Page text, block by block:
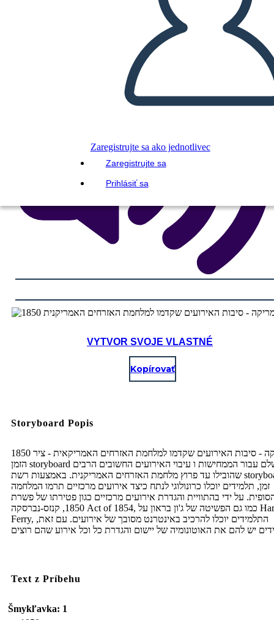
Zaregistrujte sa ako jednotlivec
Zaregistrujte sa
Prihlásiť sa
PREHRAŤ PREZENTÁCIU
ČÍTAJ MI
VYTVOR SVOJE VLASTNÉ
Kopírovať
Storyboard Popis
1850 אמריקה - סיבות האירועים שקדמו למלחמת האזרחים האמריקאית - ציר
הזמן storyboard מושלם עבור הממחישות ו עיבוי האירועים החשובים הרבים
שהובילו עד פרוץ מלחמת האזרחים האמריקנית. באמצעות רשת storyboard ציר
זמן, תלמידים יוכלו כרונולוגי לנתח כיצד אירועים מרכזיים תרמו המלחמה
על ידי בהתוויית והגדרת אירועים מרכזיים כגון פטירתו של פשרת
1850, קנזס-נברסקה Act of 1854, כמו גם הפשיטה של ​​ג'ון בראון על Harpers
Ferry, התלמידים יוכלו להרכיב באינטרנט מסובך של אירועים. עם זאת,
Text z Príbehu
Šmykľavka: 1